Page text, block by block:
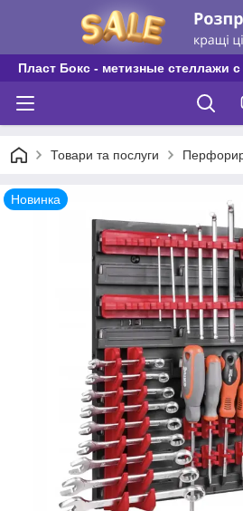
Пласт Бокс - метизные стеллажи
Товари та послуги
Новинка